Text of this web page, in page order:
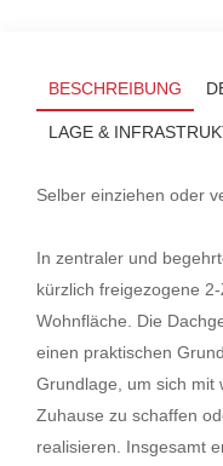
BESCHREIBUNG
LAGE &
Selber einziehen oder
In zentraler und
kürzlich freigezogene
Wohnfläche. Die
einen praktischen
Grundlage, um sich mit
Zuhause zu schaffen
realisieren. Insgesamt